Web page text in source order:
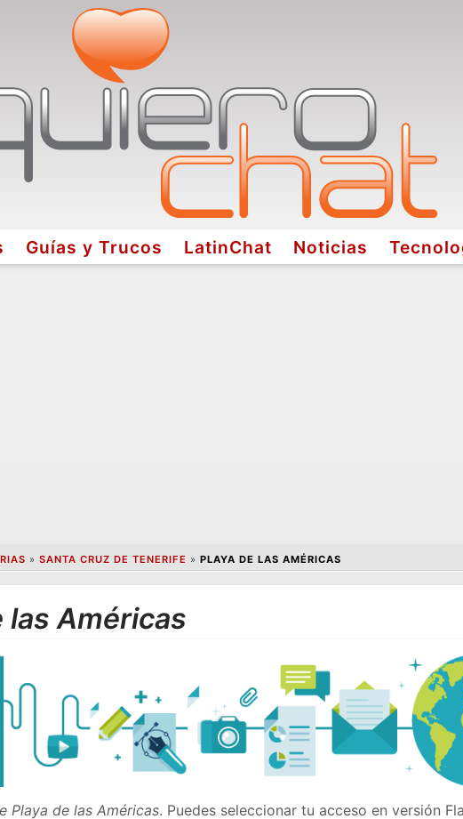
Guías y Trucos LatinChat Noticias
» SANTA CRUZ DE TENERIFE » PLAYA DE LAS AMÉRICAS
las Américas
Playa de las Américas. Puedes seleccionar tu acceso en versión